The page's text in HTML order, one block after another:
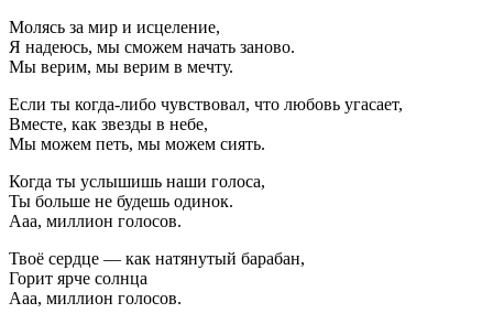
Молясь за мир и исцеление,
Я надеюсь, мы сможем начать заново.
Мы верим, мы верим в мечту.
Если ты когда-либо чувствовал, что любовь угасает,
Вместе, как звезды в небе,
Мы можем петь, мы можем сиять.
Когда ты услышишь наши голоса,
Ты больше не будешь одинок.
Ааа, миллион голосов.
Твоё сердце — как натянутый барабан,
Горит ярче солнца
Ааа, миллион голосов.